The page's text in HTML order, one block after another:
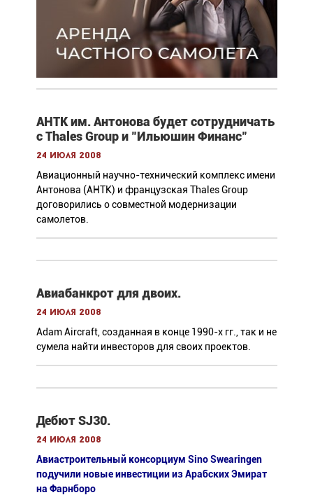
АНТК им. Антонова будет сотрудничать
с Thales Group и "Ильюшин Финанс"
24 июля 2008
Авиационный научно-технический комплекс имени
Антонова (АНТК) и французская Thales Group
договорились о совместной модернизации
самолетов.
Авиабанкрот для двоих.
24 июля 2008
Adam Aircraft, созданная в конце 1990-х гг., так и не
сумела найти инвесторов для своих проектов.
Дебют SJ30.
24 июля 2008
Авиастроительный консорциум Sino Swearingen
подучили новые инвестиции из Арабских Эмират
на Фарнборо